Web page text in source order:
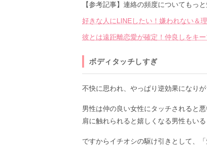
【参考記事】連絡の頻度についてもっ
好きな人にLINEしたい！嫌われない＆
彼とは遠距離恋愛が確定！仲良しをキ
ボディタッチしすぎ
不快に思われ、やっぱり逆効果になりが
男性は仲の良い女性にタッチされると
肩に触れられると嬉しくなる男性もいる
ですからイチオシの駆け引きとして、